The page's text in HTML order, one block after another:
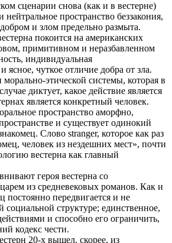
сценарии снова (как и в вестерне)
нейтральное пространство беззакония,
и злом предельно размыта.
покоится на американских
примитивном и неразбавленном
индивидуальная
ясное, чуткое отличие добра от зла.
этической системы, которая в
диктует, какое действие является
является конкретный человек.
пространство аморфно,
и существует одинокий
Слово stranger, которое как раз
человек из нездешних мест», почти
вестерна как главный
героя вестерна со
из средневековых романов. Как и
постоянно передвигается и не
социальной структуре; единственное,
и способно его ограничить,
кодекс чести.
20-х вышел, скорее, из